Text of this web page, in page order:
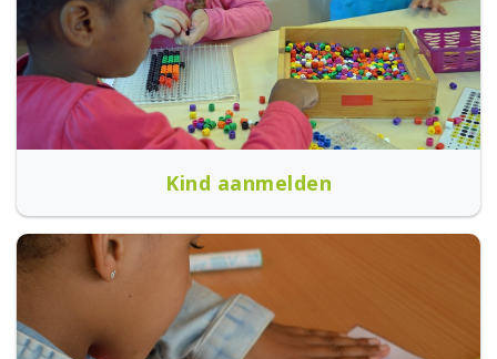
Kind aanmelden